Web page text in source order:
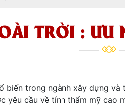
TRỜI :
biến trong ngành xây dựng
yêu cầu về tính thẩm mỹ